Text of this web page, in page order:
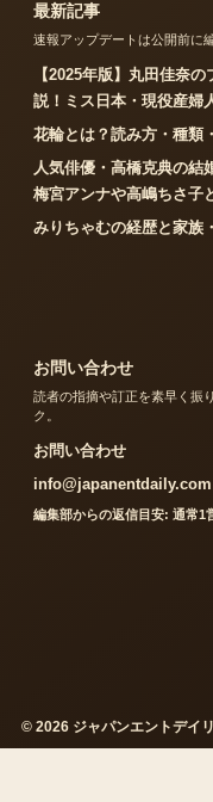
最新記事
速報アップデートは公開前に
【2025年版】丸田佳奈
説！ミス日本・現役産婦
花輪とは？読み方・種類
人気俳優・高橋克典の結
梅宮アンナや高嶋ちさ子
みりちゃむの経歴と家族
お問い合わせ
読者の指摘や訂正を素早く振
ク。
お問い合わせ
info@japanentdaily.com
編集部からの返信目安: 通常1
© 2026 ジャパンエントデイ